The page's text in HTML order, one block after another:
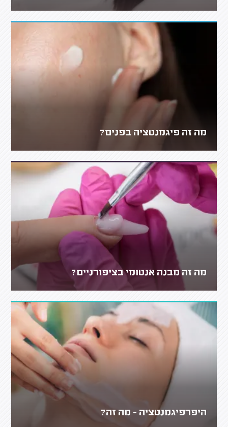
מה זה פיגמנטציה בפנים?
מה זה מבנה אנטומי בציפורניים?
היפרפיגמנטציה - מה זה?